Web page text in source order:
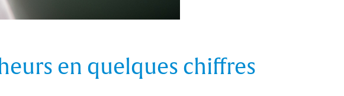
en quelques chiffres